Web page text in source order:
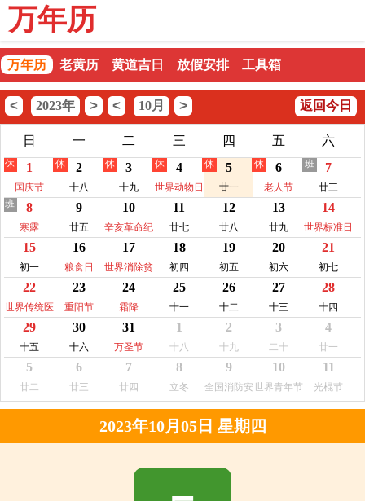
万年历
万年历 老黄历 黄道吉日 放假安排 工具箱
< 2023年 > < 10月 > 返回今日
日 一 二 三 四 五
六
1
国庆节
休 2
十八
休 3
十九
休 4
世界动物日
休 5
廿一
休 6
老人节
休 7
廿三
班
8
寒露
班 9
廿五
10
辛亥革命纪
念日
11
廿七
12
廿八
13
廿九
14
世界标准日
15
初一
16
粮食日
17
世界消除贫
困日
18
初四
19
初五
20
初六
21
初七
22
世界传统医
药日
23
重阳节
24
霜降
25
十一
26
十二
27
十三
28
十四
29
十五
30
十六
31
万圣节
1
十八
2
十九
3
二十
4
廿一
5
廿二
6
廿三
7
廿四
8
立冬
9
全国消防安
全宣传教育
日
10
世界青年节
11
光棍节
2023年10月05日 星期四